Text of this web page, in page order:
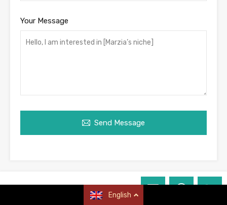
Your Message
Send Message
English